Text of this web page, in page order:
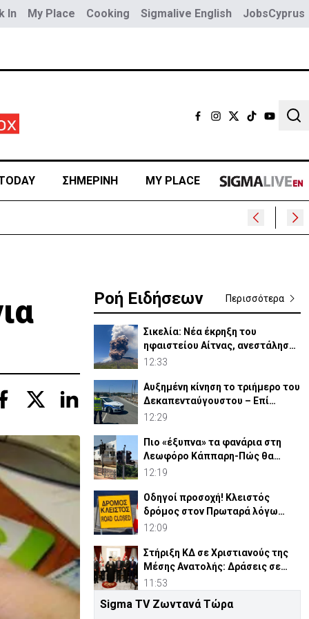
In My Place Cooking Sigmalive English JobsCyprus
ΣΗΜΕΡΙΝΗ MY PLACE
Ροή Ειδήσεων Περισσότερα
Σικελία: Νέα έκρηξη του
ηφαιστείου Αίτνας, ανεστάλησαν
αφίξεις στο αεροδρόμιο
12:33
Αυξημένη κίνηση το τριήμερο του
Δεκαπενταύγουστου – Επί
ποδός η Αστυνομία
12:29
Πιο «έξυπνα» τα φανάρια στη
Λεωφόρο Κάππαρη-Πώς θα
λειτουργούν
12:19
Οδηγοί προσοχή! Κλειστός
δρόμος στον Πρωταρά λόγω
έργων
12:09
Στήριξη ΚΔ σε Χριστιανούς της
Μέσης Ανατολής: Δράσεις σε
Γάζα-Συρία-Ιορδανία
11:53
«Όχι στις κεραίες του θανάτου»-
Sigma TV Ζωντανά Τώρα